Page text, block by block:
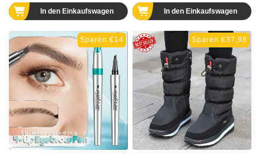
In den Einkaufswagen In den Einkaufswagen
Sparen €14 Sparen €37,98